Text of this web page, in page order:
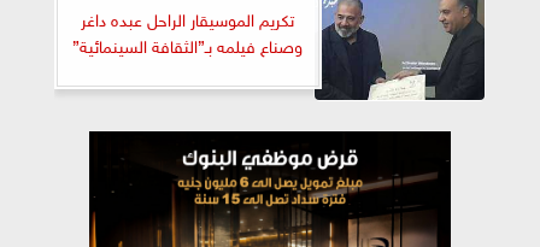
تكريم الموسيقار الراحل عبده داغر
وصناع فيلمه بـ”الثقافة السينمائية”